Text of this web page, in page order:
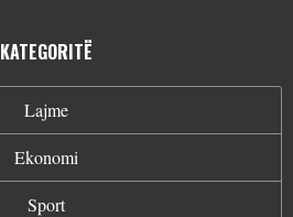
KATEGORITË
Lajme
Ekonomi
Sport